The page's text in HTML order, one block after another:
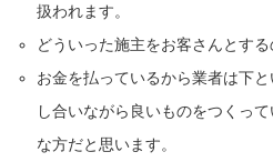
扱われます。
どういった施主をお客さんとする
お金を払っているから業者は下
し合いながら良いものをつくっ
な方だと思います。